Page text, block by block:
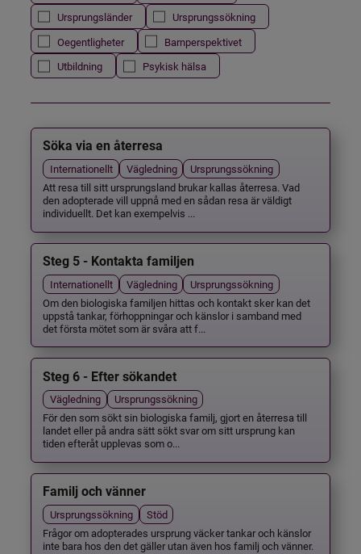
Ursprungsländer
Ursprungssökning
Oegentligheter
Barnperspektivet
Utbildning
Psykisk hälsa
Söka via en återresa
Internationellt Vägledning
Ursprungssökning
Att resa till sitt ursprungsland brukar kallas återresa. Vad
den adopterade vill uppnå med en sådan resa är väldigt
individuellt. Det kan exempelvis ...
Steg 5 - Kontakta familjen
Internationellt Vägledning
Ursprungssökning
Om den biologiska familjen hittas och kontakt sker kan det
uppstå tankar, förhoppningar och känslor i samband med
det första mötet som är svåra att f...
Steg 6 - Efter sökandet
Vägledning
Ursprungssökning
För den som sökt sin biologiska familj, gjort en återresa till
landet eller på andra sätt sökt svar om sitt ursprung kan
tiden efteråt upplevas som o...
Familj och vänner
Ursprungssökning
Stöd
Frågor om adopterades ursprung väcker tankar och känslor
inte bara hos den det gäller utan även hos familj och vänner.